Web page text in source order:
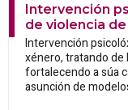
Intervención
de violencia
Intervención
xénero, tratando de
fortalecendo a súa
asunción de